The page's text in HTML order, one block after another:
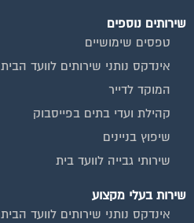
שירותים נוספים
טפסים שימושיים
אינדקס נותני שירותים לוועד הבית
המוקד לדייר
קהילת ועדי בתים בפייסבוק
שיפוץ בניינים
שירותי גבייה לוועד בית
שירות בעלי מקצוע
אינדקס נותני שירותים לוועד הבית